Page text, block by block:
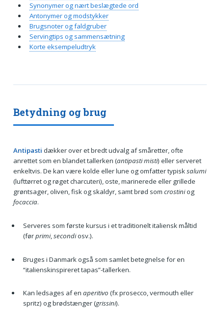
Betydning og brug
Antipasti dækker over et bredt udvalg af småretter, ofte
anrettet som en blandet tallerken (antipasti misti) eller serveret
enkeltvis. De kan være kolde eller lune og omfatter typisksalumi
(lufttørret og røget charcuteri), oste, marinerede eller grillede
grøntsager, oliven, fisk og skaldyr, samt brød som crostiniog
focaccia.
Serveres som første kursus i et traditionelt italiensk måltid
(førprimi,secondiosv.).
Bruges i Danmark også som samlet betegnelse for en
“italienskinspireret tapas”-tallerken.
Kan ledsages af en aperitivo (fx prosecco, vermouth eller
spritz) og brødstænger (grissini).
Synonymer og nært beslægtede ord
Antonymer og modstykker
Brugsnoter og faldgruber
Servingtips og sammensætning
Korte eksempeludtryk